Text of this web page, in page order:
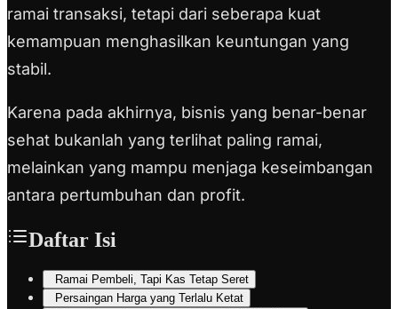
ramai transaksi, tetapi dari seberapa kuat
kemampuan menghasilkan keuntungan yang
stabil.
Karena pada akhirnya, bisnis yang benar-benar
sehat bukanlah yang terlihat paling ramai,
melainkan yang mampu menjaga keseimbangan
antara pertumbuhan dan profit.
Daftar Isi
Ramai Pembeli, Tapi Kas Tetap Seret
Persaingan Harga yang Terlalu Ketat